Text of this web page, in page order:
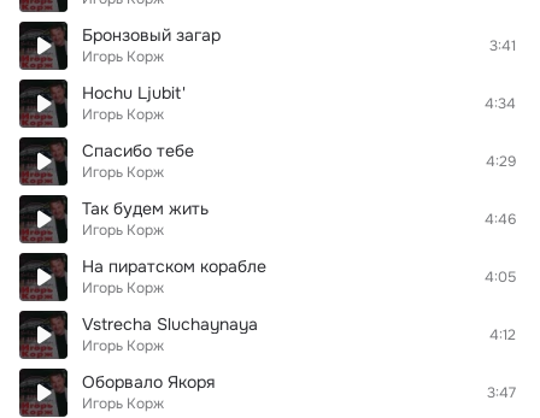
Бронзовый загар
Игорь Корж
3:41
Hochu Ljubit'
Игорь Корж
4:34
Спасибо тебе
Игорь Корж
4:29
Так будем жить
Игорь Корж
4:46
На пиратском корабле
Игорь Корж
4:05
Vstrecha Sluchaynaya
Игорь Корж
4:12
Оборвало Якоря
Игорь Корж
3:47